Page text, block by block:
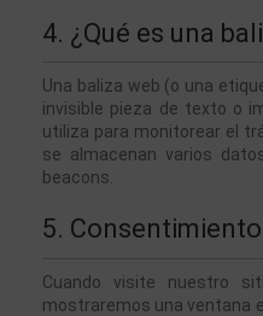
4. ¿Qué es una
Una baliza web (o una
invisible pieza de texto o
utiliza para monitorear el
se almacenan varios
beacons.
5. Consentimiento
Cuando visite nuestro
mostraremos una ventana